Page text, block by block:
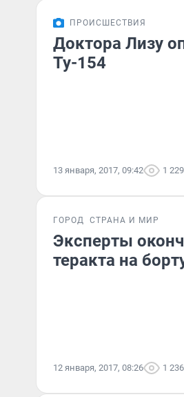
ПРОИСШЕСТВИЯ
Доктора Лизу
Ту-154
13 января, 2017, 09:42 1 229
ГОРОД СТРАНА И МИР
Эксперты
теракта на
12 января, 2017, 08:26 1 236